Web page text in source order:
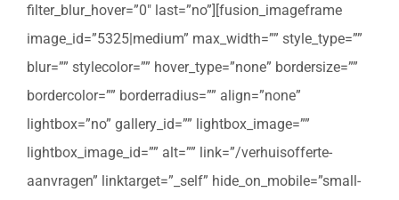
filter_blur_hover=”0″ last=”no”][fusion_imageframe
image_id=”5325|medium” max_width=”” style_type=””
blur=”” stylecolor=”” hover_type=”none” bordersize=””
bordercolor=”” borderradius=”” align=”none”
lightbox=”no” gallery_id=”” lightbox_image=””
lightbox_image_id=”” alt=”” link=”/verhuisofferte-
aanvragen” linktarget=”_self” hide_on_mobile=”small-